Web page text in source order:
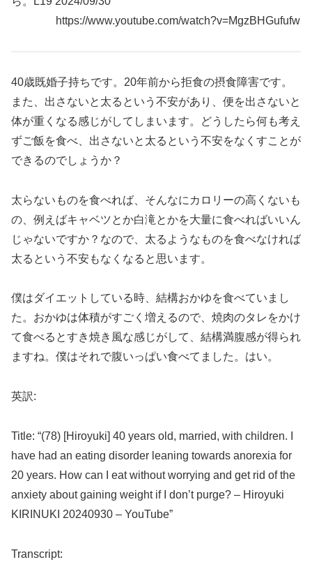
https://www.youtube.com/watch?v=MgzBHGufufw
40歳既婚子持ちです。20年前から拒食の摂食障害です。
また、出さないと太るという不安があり、便を出さないと
体が重くなる感じがしてしまいます。どうしたら何も考え
ずご飯を食べ、出さないと太るという不安をなくすことが
できるのでしょうか？
太らないものを食べれば、そんなにカロリーの高くないも
の、例えばキャベツとか白滝とかを大量に食べればいいん
じゃないですか？なので、太るようなものを食べなければ
太るという不安もなくなると思います。
僕はダイエットしている時、結構おかゆを食べていまし
た。おかゆは体積がすごく増えるので、焼肉のタレをかけ
て食べるとすき焼き風な感じがして、結構満腹感が得られ
ますね。僕はそれで腹いっぱい食べてました。はい。
英訳:
Title: “(78) [Hiroyuki] 40 years old, married, with children. I
have had an eating disorder leaning towards anorexia for
20 years. How can I eat without worrying and get rid of the
anxiety about gaining weight if I don’t purge? – Hiroyuki
KIRINUKI 20240930 – YouTube”
Transcript: